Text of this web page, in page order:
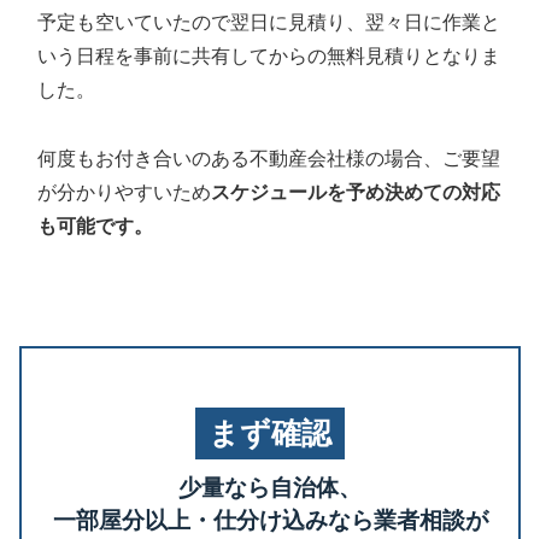
予定も空いていたので翌日に見積り、翌々日に作業と
いう日程を事前に共有してからの無料見積りとなりま
した。
何度もお付き合いのある不動産会社様の場合、ご要望
が分かりやすいためスケジュールを予め決めての対応
も可能です。
まず確認
少量なら自治体、
一部屋分以上・仕分け込みなら業者相談が